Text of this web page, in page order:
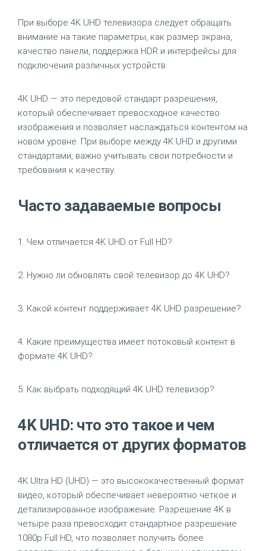
При выборе 4K UHD телевизора следует обращать
внимание на такие параметры, как размер экрана,
качество панели, поддержка HDR и интерфейсы для
подключения различных устройств.
4К UHD — это передовой стандарт разрешения,
который обеспечивает превосходное качество
изображения и позволяет наслаждаться контентом на
новом уровне. При выборе между 4K UHD и другими
стандартами, важно учитывать свои потребности и
требования к качеству.
Часто задаваемые вопросы
1. Чем отличается 4K UHD от Full HD?
2. Нужно ли обновлять свой телевизор до 4K UHD?
3. Какой контент поддерживает 4K UHD разрешение?
4. Какие преимущества имеет потоковый контент в
формате 4K UHD?
5. Как выбрать подходящий 4K UHD телевизор?
4K UHD: что это такое и чем
отличается от других форматов
4K Ultra HD (UHD) — это высококачественный формат
видео, который обеспечивает невероятно четкое и
детализированное изображение. Разрешение 4K в
четыре раза превосходит стандартное разрешение
1080p Full HD, что позволяет получить более